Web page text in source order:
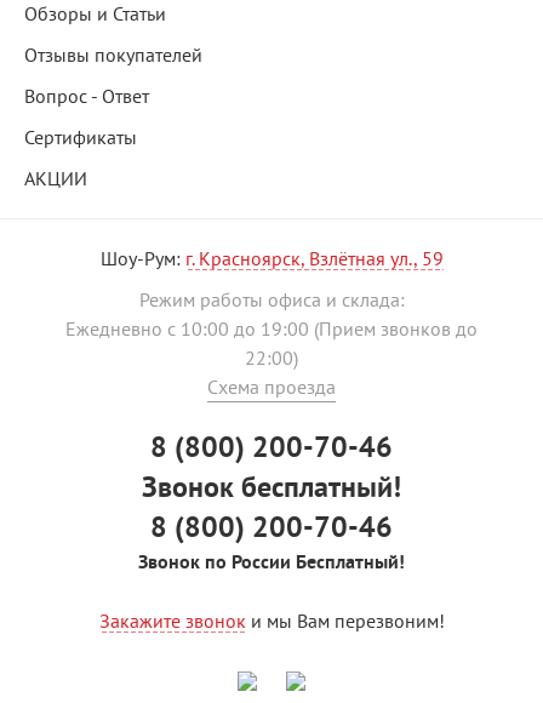
Обзоры и Статьи
Отзывы покупателей
Вопрос - Ответ
Сертификаты
АКЦИИ
Шоу-Рум: г. Красноярск, Взлётная ул., 59
Режим работы офиса и склада:
Ежедневно с 10:00 до 19:00 (Прием звонков до
22:00)
Схема проезда
8 (800) 200-70-46
Звонок бесплатный!
8 (800) 200-70-46
Звонок по России Бесплатный!
Закажите звоноки мы Вам перезвоним!